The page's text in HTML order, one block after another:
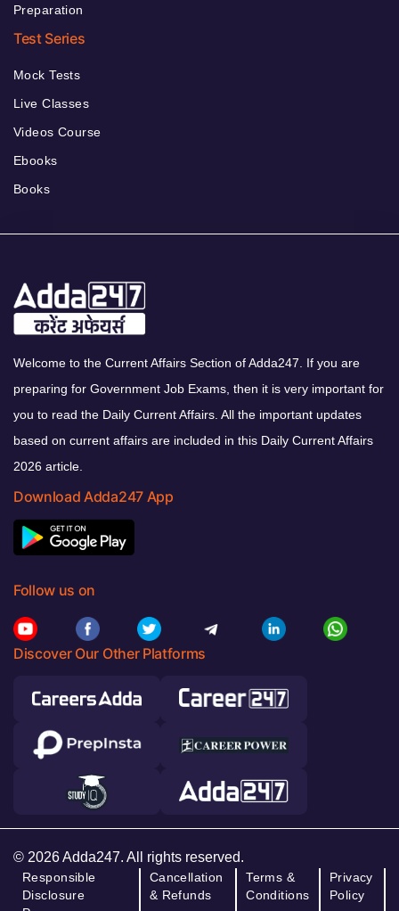
Preparation
Test Series
Mock Tests
Live Classes
Videos Course
Ebooks
Books
Welcome to the Current Affairs Section of Adda247. If you are
preparing for Government Job Exams, then it is very important for
you to read the Daily Current Affairs. All the important updates
based on current affairs are included in this Daily Current Affairs
2026 article.
Download Adda247 App
Follow us on
Discover Our Other Platforms
© 2026 Adda247. All rights reserved.
Responsible
Disclosure
Cancellation
& Refunds
Terms &
Conditions
Privacy
Policy